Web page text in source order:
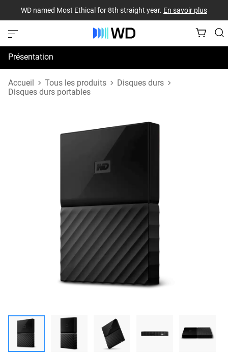
WD named Most Ethical for 8th straight year. En savoir plus
Présentation
Spécifications
Accueil Tous les produits
Disques durs
Disques durs portables